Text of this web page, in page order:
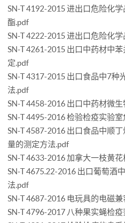
SN-T 4192-2015 进出口危险化
酯.pdf
SN-T 4222-2015 进出口危险化
SN-T 4261-2015 出口中药材中
定.pdf
SN-T 4317-2015 出口食品中7种
法.pdf
SN-T 4458-2016 出口中药材微
SN-T 4495-2016 检验检疫实验
SN-T 4587-2016 出口食品中顺
量的测定方法.pdf
SN-T 4633-2016 加拿大一枝黄
SN-T 4675.22-2016 出口葡萄酒
法.pdf
SN-T 4687-2016 电玩具的电磁
SN-T 4796-2017 八种果实蝇检